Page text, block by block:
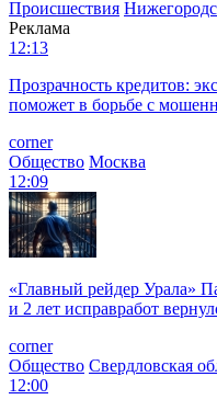
Происшествия
Реклама
12:13
Прозрачность кредитов:
поможет в борьбе с
corner
Общество Москва
12:09
«Главный рейдер Урала»
и 2 лет исправработ
corner
Общество Свердловская
12:00